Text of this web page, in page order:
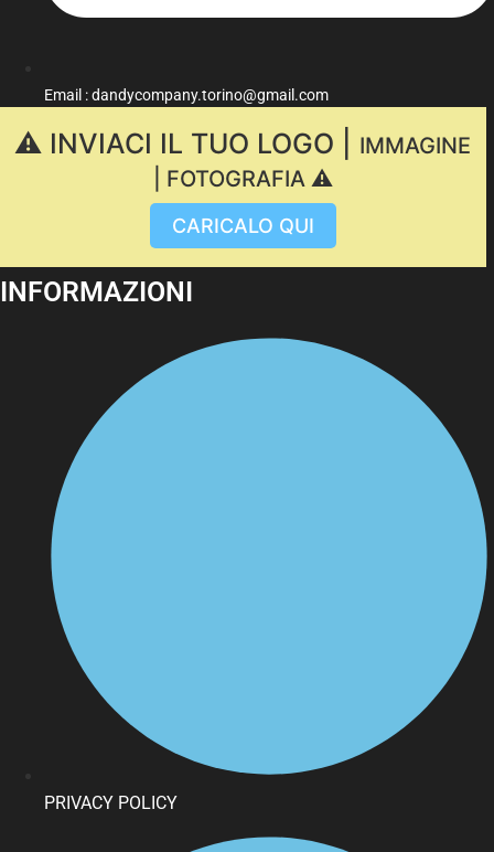
Email : dandycompany.torino@gmail.com
⚠️ INVIACI IL TUO LOGO |
IMMAGINE
| FOTOGRAFIA ⚠️
CARICALO QUI
INFORMAZIONI
PRIVACY POLICY